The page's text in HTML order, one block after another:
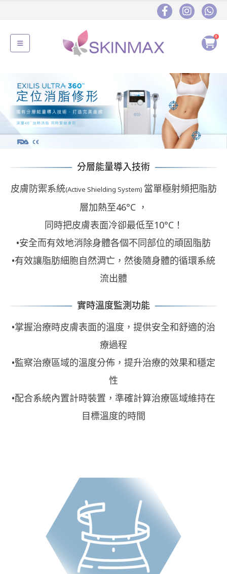
0
分層能量導入技術
皮膚防禦系統(Active Shielding System) 當單極射頻把脂肪
層加熱至46°C ，
同時把皮膚表面冷卻最低至10°C！
•安全而有效地消除身體各個不同部位的頑固脂肪
•有效讓脂肪細胞自然淍亡，然後隨身體的循環系統
流出體
實時溫度監測功能
•掌握治療時皮膚表面的溫度，提供安全和舒適的治
療過程
•監察治療區域的溫度分佈，提升治療的效果和穩定
性
•配合系統內置計時裝置，準確計算治療區域維持在
目標溫度的時間